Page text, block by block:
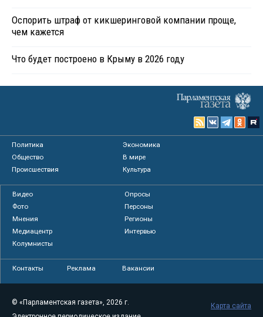
Оспорить штраф от кикшеринговой компании проще,
чем кажется
Что будет построено в Крыму в 2026 году
Политика
Экономика
Общество
В мире
Происшествия
Культура
Видео
Опросы
Фото
Персоны
Мнения
Регионы
Медиацентр
Интервью
Колумнисты
Контакты Реклама Вакансии
© «Парламентская газета», 2026 г.
Карта сайта